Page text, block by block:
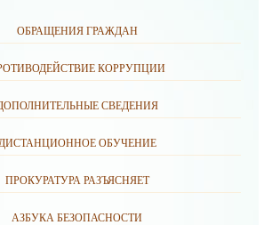
ОБРАЩЕНИЯ ГРАЖДАН
КОРРУПЦИИ
СВЕДЕНИЯ
ОБУЧЕНИЕ
ПРОКУРАТУРА РАЗЪЯСНЯЕТ
АЗБУКА БЕЗОПАСНОСТИ